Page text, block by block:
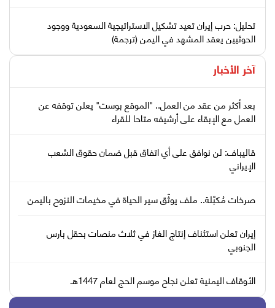
تحليل: حرب إيران تعيد تشكيل الاستراتيجية السعودية ووجود
الحوثيين يعقد المشهد في اليمن (ترجمة)
آخر الأخبار
بعد أكثر من عقد من العمل.. "الموقع بوست" يعلن توقفه عن
العمل مع الإبقاء على أرشيفه متاحا للقراء
قاليباف: لن نوافق على أي اتفاق قبل ضمان حقوق الشعب
الإيراني
صرخات مُكبّلة.. ملف يوثّق سير الحياة في مخيمات النزوح باليمن
إيران تعلن استئناف إنتاج الغاز في ثلاث منصات بحقل بارس
الجنوبي
الأوقاف اليمنية تعلن نجاح موسم الحج لعام 1447هـ